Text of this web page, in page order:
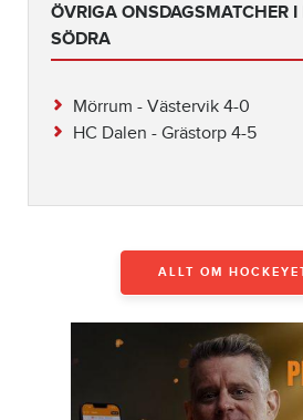
ÖVRIGA ONSDAGSMATCHER I
SÖDRA
Mörrum - Västervik 4-0
HC Dalen - Grästorp 4-5
ALLT OM